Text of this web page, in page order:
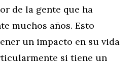
de la gente que ha
muchos años. Esto
un impacto en su vida
si tiene un